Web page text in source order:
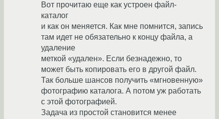
Вот прочитаю еще как устроен файл-
каталог
и как он меняется. Как мне помнится, запись
там идет не обязательно к концу файла, а
удаление
меткой «удален». Если безнадежно, то
может быть копировать его в другой файл.
Так больше шансов получить «мгновенную»
фотографию каталога. А потом уж работать
с этой фотографией.
Задача из простой становится менее